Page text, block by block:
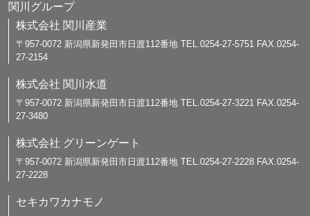
関川グループ
株式会社 関川産業
〒957-0072 新潟県新発田市日渡112番地 TEL.0254-27-5751 FAX.0254-
27-2154
株式会社 関川水道
〒957-0072 新潟県新発田市日渡112番地 TEL.0254-27-3221 FAX.0254-
27-3480
株式会社 グリーンゲート
〒957-0072 新潟県新発田市日渡112番地 TEL.0254-27-2228 FAX.0254-
27-2228
セキカワカナモノ